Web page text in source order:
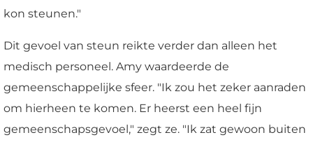
kon steunen."
Dit gevoel van steun reikte verder dan alleen het
medisch personeel. Amy waardeerde de
gemeenschappelijke sfeer. "Ik zou het zeker aanraden
om hierheen te komen. Er heerst een heel fijn
gemeenschapsgevoel," zegt ze. "Ik zat gewoon buiten